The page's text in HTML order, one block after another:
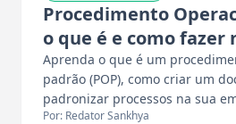
Procedimento
o que é e como fazer
Aprenda o que é um
padrão (POP), como criar um
padronizar processos na sua
Por: Redator Sankhya